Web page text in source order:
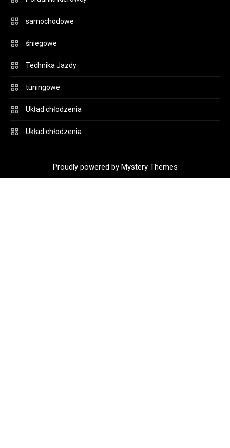
samochodowe
śniegowe
Technika Jazdy
tuningowe
Układ chłodzenia
Układ chłodzenia
Proudly powered by Mystery Themes